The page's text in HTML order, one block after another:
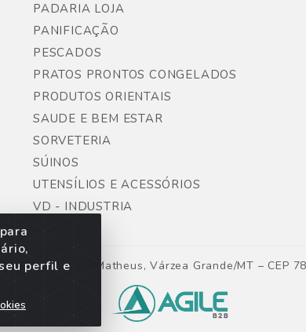
perfil e
PADARIA LOJA
PANIFICAÇÃO
PESCADOS
PRATOS PRONTOS CONGELADOS
PRODUTOS ORIENTAIS
SAUDE E BEM ESTAR
SORVETERIA
SÚINOS
UTENSÍLIOS E ACESSÓRIOS
VD - INDUSTRIA
Lote 06, São Matheus, Várzea Grande/MT – CEP